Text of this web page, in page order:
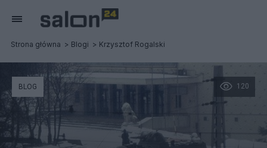
Strona główna Blogi Krzysztof Rogalski
120
BLOG